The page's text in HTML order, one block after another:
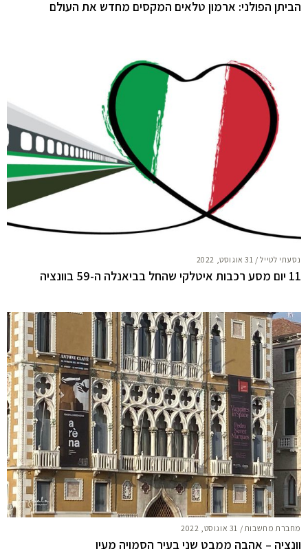
הביתן הפולני: ארמון טלאים המקסים מחדש את העולם
נסעתי לטייל/ 31 אוגוסט, 2022
11 יום מסע רכבות איטלקי שהחל בביאנלה ה-59 בוונציה
מחברת מחשבות / 31 אוגוסט, 2022
וונציה – אהבה ממבט שני בעיר הסמויה מעין